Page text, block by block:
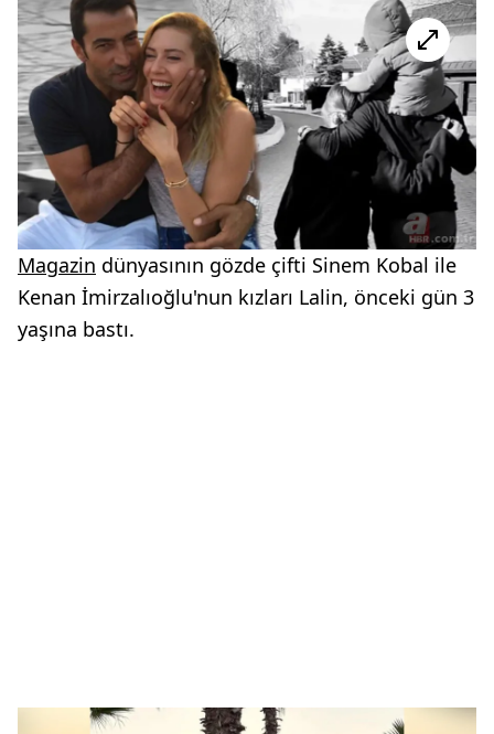
Magazin dünyasının gözde çifti Sinem Kobal ile
Kenan İmirzalıoğlu'nun kızları Lalin, önceki gün 3
yaşına bastı.